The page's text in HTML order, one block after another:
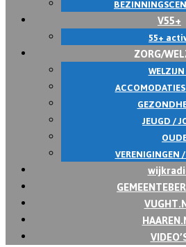
V55+
55+
ZORG/
JEUGD /
VERENIGINGEN